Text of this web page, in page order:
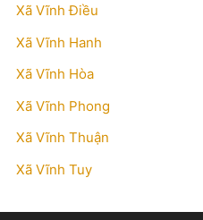
Xã Vĩnh Điều
Xã Vĩnh Hanh
Xã Vĩnh Hòa
Xã Vĩnh Phong
Xã Vĩnh Thuận
Xã Vĩnh Tuy